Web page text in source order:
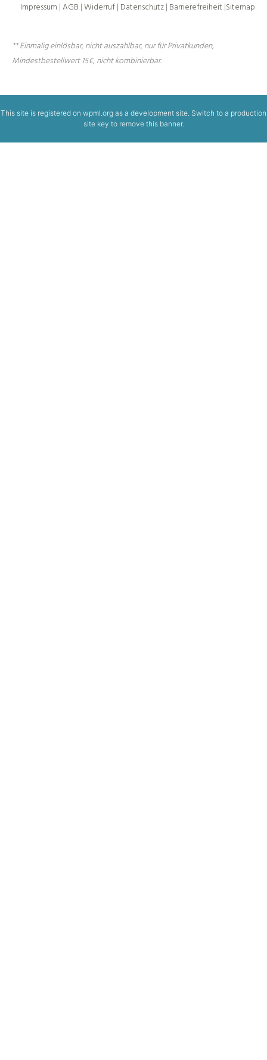
Impressum |AGB |Widerruf| Datenschutz| Barrierefreiheit |Sitemap
** Einmalig einlösbar, nicht auszahlbar, nur für Privatkunden,
Mindestbestellwert 15€, nicht kombinierbar.
This site is registered on wpml.org as a development site. Switch to a production
site key to remove this banner.